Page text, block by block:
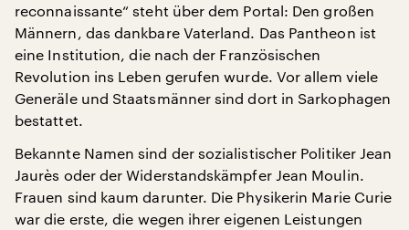
reconnaissante“ steht über dem Portal: Den großen
Männern, das dankbare Vaterland. Das Pantheon ist
eine Institution, die nach der Französischen
Revolution ins Leben gerufen wurde. Vor allem viele
Generäle und Staatsmänner sind dort in Sarkophagen
bestattet.
Bekannte Namen sind der sozialistischer Politiker Jean
Jaurès oder der Widerstandskämpfer Jean Moulin.
Frauen sind kaum darunter. Die Physikerin Marie Curie
war die erste, die wegen ihrer eigenen Leistungen